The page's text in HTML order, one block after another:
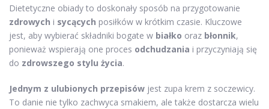
Dietetyczne obiady to doskonały sposób na przygotowanie
zdrowych i sycących posiłków w krótkim czasie. Kluczowe
jest, aby wybierać składniki bogate w białko oraz błonnik,
ponieważ wspierają one proces odchudzania i przyczyniają się
do zdrowszego stylu życia.
Jednym z ulubionych przepisów jest zupa krem z soczewicy.
To danie nie tylko zachwyca smakiem, ale także dostarcza wielu